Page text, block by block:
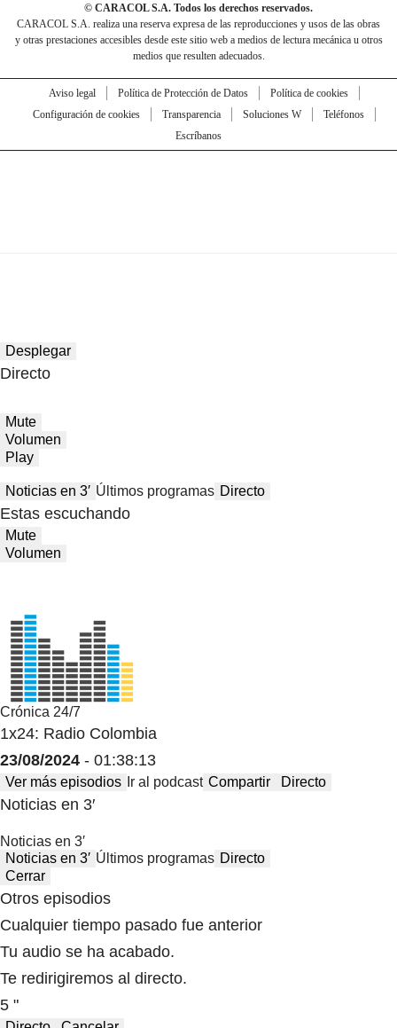
© CARACOL S.A. Todos los derechos reservados.
CARACOL S.A. realiza una reserva expresa de las reproducciones y usos de las obras
y otras prestaciones accesibles desde este sitio web a medios de lectura mecánica u otros
medios que resulten adecuados.
Aviso legal Política de Protección de Datos
Política de cookies
Configuración de cookies
Transparencia Soluciones W
Teléfonos
Escríbanos
Desplegar
Directo
Mute
Volumen
Play
Noticias en 3′ Últimos programas Directo
Estas escuchando
Mute
Volumen
Crónica 24/7
1x24: Radio Colombia
23/08/2024 - 01:38:13
Ver más episodios Ir al podcast Compartir Directo
Noticias en 3′
Noticias en 3′
Noticias en 3′ Últimos programas Directo
Cerrar
Otros episodios
Cualquier tiempo pasado fue anterior
Tu audio se ha acabado.
Te redirigiremos al directo.
5 "